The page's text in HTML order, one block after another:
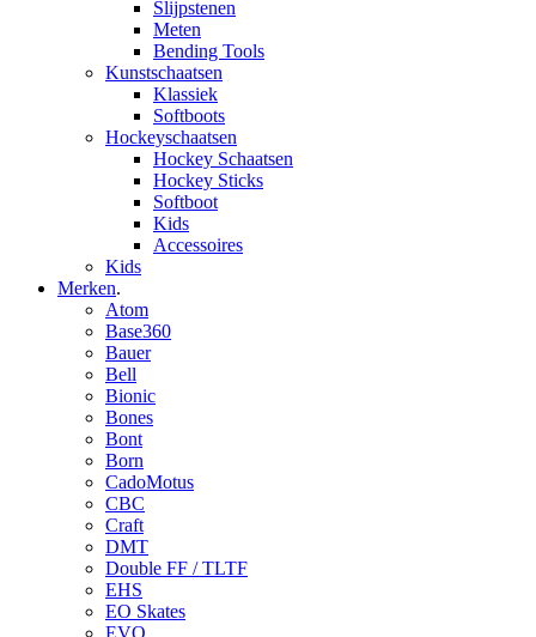
Slijpstenen
Meten
Bending Tools
Kunstschaatsen
Klassiek
Softboots
Hockeyschaatsen
Hockey Schaatsen
Hockey Sticks
Softboot
Kids
Accessoires
Kids
Merken.
Atom
Base360
Bauer
Bell
Bionic
Bones
Bont
Born
CadoMotus
CBC
Craft
DMT
Double FF / TLTF
EHS
EO Skates
EVO